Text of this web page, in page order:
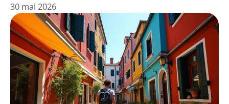
30 mai 2026